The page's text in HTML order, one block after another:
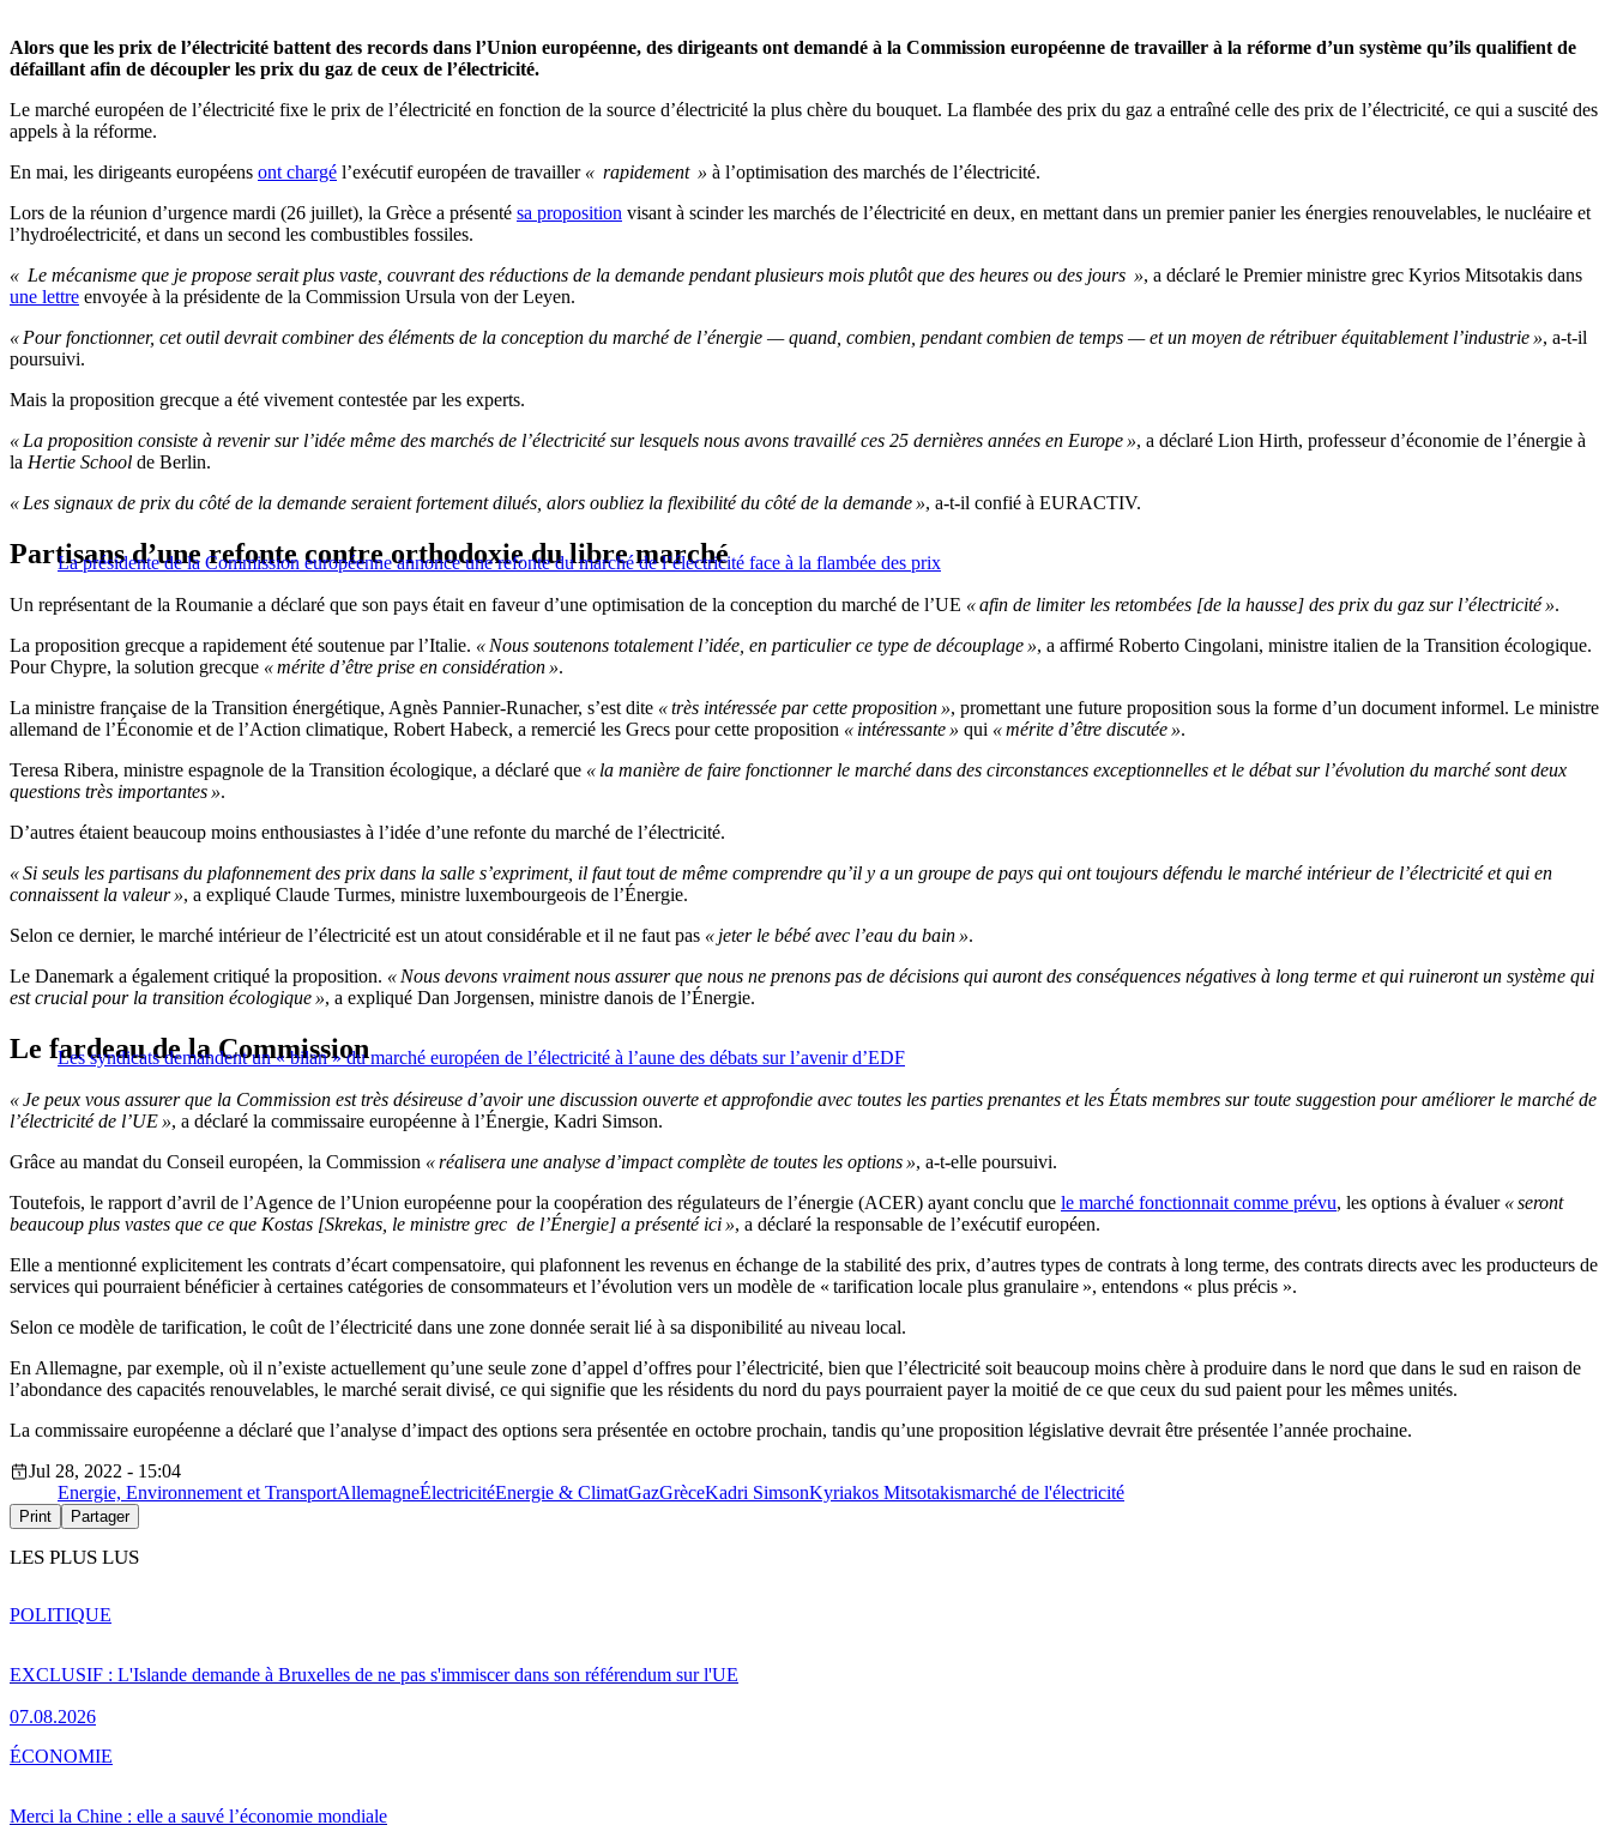
Alors que les prix de l’électricité battent des records dans l’Union européenne, des dirigeants ont demandé à la Commission européenne de travailler à la réforme d’un système qu’ils qualifient de
défaillant afin de découpler les prix du gaz de ceux de l’électricité.
Le marché européen de l’électricité fixe le prix de l’électricité en fonction de la source d’électricité la plus chère du bouquet. La flambée des prix du gaz a entraîné celle des prix de l’électricité, ce qui a suscité des
appels à la réforme.
En mai, les dirigeants européens ont chargé l’exécutif européen de travailler « rapidement » à l’optimisation des marchés de l’électricité.
Lors de la réunion d’urgence mardi (26 juillet), la Grèce a présenté sa proposition visant à scinder les marchés de l’électricité en deux, en mettant dans un premier panier les énergies renouvelables, le nucléaire et
l’hydroélectricité, et dans un second les combustibles fossiles.
« Le mécanisme que je propose serait plus vaste, couvrant des réductions de la demande pendant plusieurs mois plutôt que des heures ou des jours », a déclaré le Premier ministre grec Kyrios Mitsotakis dans
une lettre envoyée à la présidente de la Commission Ursula von der Leyen.
« Pour fonctionner, cet outil devrait combiner des éléments de la conception du marché de l’énergie — quand, combien, pendant combien de temps — et un moyen de rétribuer équitablement l’industrie », a-t-il
poursuivi.
Mais la proposition grecque a été vivement contestée par les experts.
« La proposition consiste à revenir sur l’idée même des marchés de l’électricité sur lesquels nous avons travaillé ces 25 dernières années en Europe », a déclaré Lion Hirth, professeur d’économie de l’énergie à
la Hertie School de Berlin.
« Les signaux de prix du côté de la demande seraient fortement dilués, alors oubliez la flexibilité du côté de la demande », a-t-il confié à EURACTIV.
La présidente de la Commission européenne annonce une refonte du marché de l’électricité face à la flambée des prix
Partisans d’une refonte contre orthodoxie du libre marché
Un représentant de la Roumanie a déclaré que son pays était en faveur d’une optimisation de la conception du marché de l’UE « afin de limiter les retombées [de la hausse] des prix du gaz sur l’électricité ».
La proposition grecque a rapidement été soutenue par l’Italie. « Nous soutenons totalement l’idée, en particulier ce type de découplage », a affirmé Roberto Cingolani, ministre italien de la Transition écologique.
Pour Chypre, la solution grecque « mérite d’être prise en considération ».
La ministre française de la Transition énergétique, Agnès Pannier-Runacher, s’est dite « très intéressée par cette proposition », promettant une future proposition sous la forme d’un document informel. Le ministre
allemand de l’Économie et de l’Action climatique, Robert Habeck, a remercié les Grecs pour cette proposition « intéressante » qui « mérite d’être discutée ».
Teresa Ribera, ministre espagnole de la Transition écologique, a déclaré que « la manière de faire fonctionner le marché dans des circonstances exceptionnelles et le débat sur l’évolution du marché sont deux
questions très importantes ».
D’autres étaient beaucoup moins enthousiastes à l’idée d’une refonte du marché de l’électricité.
« Si seuls les partisans du plafonnement des prix dans la salle s’expriment, il faut tout de même comprendre qu’il y a un groupe de pays qui ont toujours défendu le marché intérieur de l’électricité et qui en
connaissent la valeur », a expliqué Claude Turmes, ministre luxembourgeois de l’Énergie.
Selon ce dernier, le marché intérieur de l’électricité est un atout considérable et il ne faut pas « jeter le bébé avec l’eau du bain ».
Le Danemark a également critiqué la proposition. « Nous devons vraiment nous assurer que nous ne prenons pas de décisions qui auront des conséquences négatives à long terme et qui ruineront un système qui
est crucial pour la transition écologique », a expliqué Dan Jorgensen, ministre danois de l’Énergie.
Les syndicats demandent un « bilan » du marché européen de l’électricité à l’aune des débats sur l’avenir d’EDF
Le fardeau de la Commission
« Je peux vous assurer que la Commission est très désireuse d’avoir une discussion ouverte et approfondie avec toutes les parties prenantes et les États membres sur toute suggestion pour améliorer le marché de
l’électricité de l’UE », a déclaré la commissaire européenne à l’Énergie, Kadri Simson.
Grâce au mandat du Conseil européen, la Commission « réalisera une analyse d’impact complète de toutes les options », a-t-elle poursuivi.
Toutefois, le rapport d’avril de l’Agence de l’Union européenne pour la coopération des régulateurs de l’énergie (ACER) ayant conclu que le marché fonctionnait comme prévu, les options à évaluer « seront
beaucoup plus vastes que ce que Kostas [Skrekas, le ministre grec de l’Énergie] a présenté ici », a déclaré la responsable de l’exécutif européen.
Elle a mentionné explicitement les contrats d’écart compensatoire, qui plafonnent les revenus en échange de la stabilité des prix, d’autres types de contrats à long terme, des contrats directs avec les producteurs de
services qui pourraient bénéficier à certaines catégories de consommateurs et l’évolution vers un modèle de « tarification locale plus granulaire », entendons « plus précis ».
Selon ce modèle de tarification, le coût de l’électricité dans une zone donnée serait lié à sa disponibilité au niveau local.
En Allemagne, par exemple, où il n’existe actuellement qu’une seule zone d’appel d’offres pour l’électricité, bien que l’électricité soit beaucoup moins chère à produire dans le nord que dans le sud en raison de
l’abondance des capacités renouvelables, le marché serait divisé, ce qui signifie que les résidents du nord du pays pourraient payer la moitié de ce que ceux du sud paient pour les mêmes unités.
La commissaire européenne a déclaré que l’analyse d’impact des options sera présentée en octobre prochain, tandis qu’une proposition législative devrait être présentée l’année prochaine.
Jul 28, 2022 - 15:04
Energie, Environnement et TransportAllemagneÉlectricitéEnergie & ClimatGazGrèceKadri SimsonKyriakos Mitsotakismarché de l'électricité
Print Partager
LES PLUS LUS
EXCLUSIF : L'Islande demande à Bruxelles de ne pas s'immiscer dans son référendum sur l'UE
07.08.2026
POLITIQUE
Merci la Chine : elle a sauvé l’économie mondiale
ÉCONOMIE